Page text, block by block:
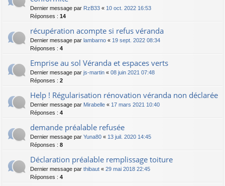
Dernier message par RzB33 « 10 oct. 2022 16:53
Réponses : 14
récupération acompte si refus véranda
Dernier message par lambarno « 19 sept. 2022 08:34
Réponses : 4
Emprise au sol Véranda et espaces verts
Dernier message par js-martin « 08 juin 2021 07:48
Réponses : 2
Help ! Régularisation rénovation véranda non déclarée
Dernier message par Mirabelle « 17 mars 2021 10:40
Réponses : 4
demande préalable refusée
Dernier message par Yuna80 « 13 juil. 2020 14:45
Réponses : 8
Déclaration préalable remplissage toiture
Dernier message par thibaut « 29 mai 2018 22:45
Réponses : 4